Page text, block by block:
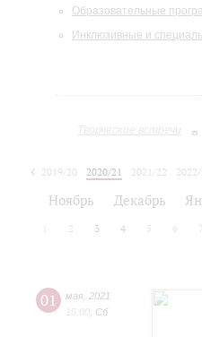
Образовательные
Инклюзивные и
Творческие встречи
2019/20 2020/21 2021/22
Ноябрь Декабрь
2 3 4 5 6 7
01 мая 2021
15:00 Сб